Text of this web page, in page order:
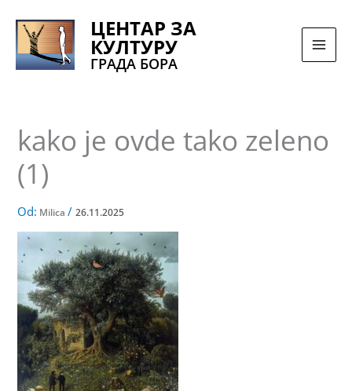
sadržaj
ЦЕНТАР ЗА
КУЛТУРУ
ГРАДА БОРА
kako je ovde tako zeleno
(1)
Od: Milica/26.11.2025